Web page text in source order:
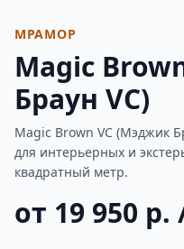
МРАМОР
Magic
Браун VC)
Magic Brown VC (Мэджик
для интерьерных и
квадратный метр.
от 19 950 р.